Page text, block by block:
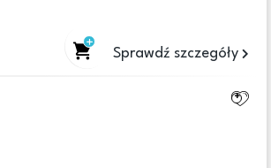
Sprawdź szczegóły